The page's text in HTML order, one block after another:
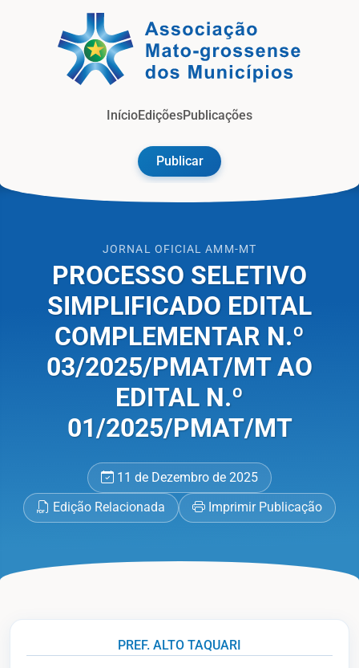
InícioEdiçõesPublicações
Publicar
JORNAL OFICIAL AMM-MT
PROCESSO SELETIVO
SIMPLIFICADO EDITAL
COMPLEMENTAR N.º
03/2025/PMAT/MT AO
EDITAL N.º
01/2025/PMAT/MT
11 de Dezembro de 2025
Edição Relacionada
Imprimir Publicação
PREF. ALTO TAQUARI